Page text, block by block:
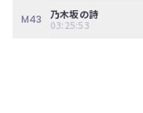
M43
乃木坂の詩
03:25:53